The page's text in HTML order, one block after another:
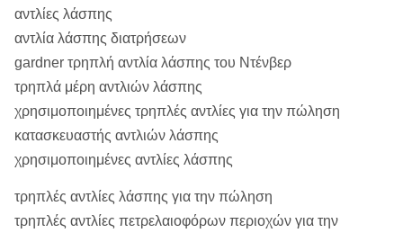
αντλίες λάσπης
αντλία λάσπης διατρήσεων
gardner τρηπλή αντλία λάσπης του Ντένβερ
τρηπλά μέρη αντλιών λάσπης
χρησιμοποιημένες τρηπλές αντλίες για την πώληση
κατασκευαστής αντλιών λάσπης
χρησιμοποιημένες αντλίες λάσπης
τρηπλές αντλίες λάσπης για την πώληση
τρηπλές αντλίες πετρελαιοφόρων περιοχών για την